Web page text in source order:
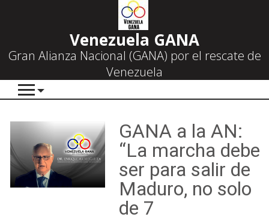
Venezuela GANA
Gran Alianza Nacional (GANA) por el rescate de
Venezuela
GANA a la AN:
“La marcha debe
ser para salir de
Maduro, no solo
de 7